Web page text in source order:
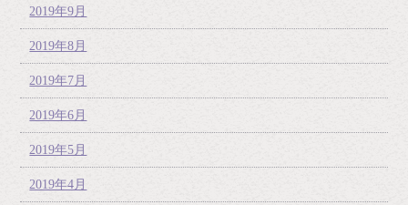
2019年9月
2019年8月
2019年7月
2019年6月
2019年5月
2019年4月